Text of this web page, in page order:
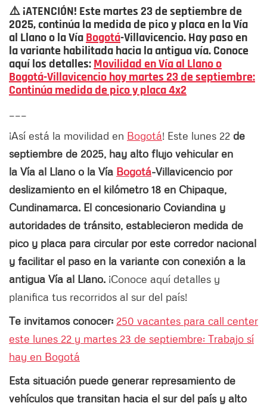
⚠️ ¡ATENCIÓN! Este martes 23 de septiembre de
2025, continúa la medida de pico y placa en la Vía
al Llano o la VíaBogotá-Villavicencio. Hay paso en
la variante habilitada hacia la antigua vía. Conoce
aquí los detalles:Movilidad en Vía al Llano o
Bogotá-Villavicencio hoy martes 23 de septiembre:
Continúa medida de pico y placa 4x2
¡Así está la movilidad en Bogotá! Este lunes 22 de
septiembre de 2025, hay alto flujo vehicular en
la Vía al Llano o la Vía Bogotá-Villavicencio por
deslizamiento en el kilómetro 18 en Chipaque,
Cundinamarca. El concesionario Coviandina y
autoridades de tránsito, establecieron medida de
pico y placa para circular por este corredor nacional
y facilitar el paso en la variante con conexión a la
antigua Vía al Llano. ¡Conoce aquí detalles y
planifica tus recorridos al sur del país!
Te invitamos conocer: 250 vacantes para call center
este lunes 22 y martes 23 de septiembre: Trabajo sí
hay en Bogotá
Esta situación puede generar represamiento de
vehículos que transitan hacia el sur del país y alto